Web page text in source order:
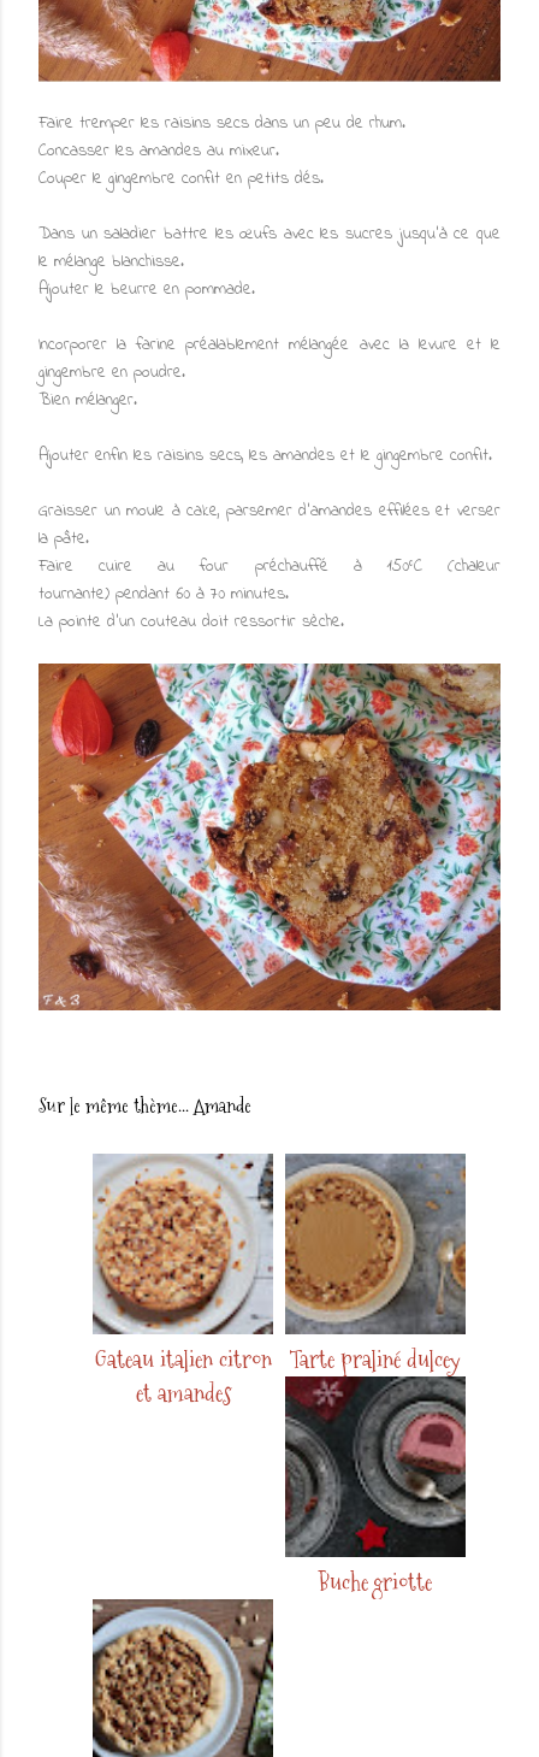
Faire tremper les raisins secs dans un peu de rhum.
Concasser les amandes au mixeur.
Couper le gingembre confit en petits dés.
Dans un saladier battre les œufs avec les sucres jusqu'à ce que
le mélange blanchisse.
Ajouter le beurre en pommade.
Incorporer la farine préalablement mélangée avec la levure et le
gingembre en poudre.
Bien mélanger.
Ajouter enfin les raisins secs, les amandes et le gingembre confit.
Graisser un moule à cake, parsemer d'amandes effilées et verser
la pâte.
Faire cuire au four préchauffé à 150°C (chaleur
tournante) pendant 60 à 70 minutes.
La pointe d'un couteau doit ressortir sèche.
Sur le même thème...Amande
Gateau italien citron
et amandes
Tarte praliné dulcey
Buche griotte